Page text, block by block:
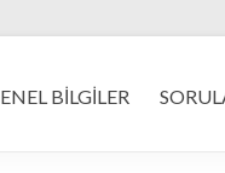
BİLGİLER